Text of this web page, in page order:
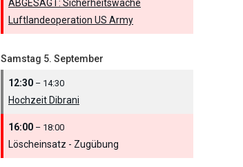
ABGESAGT: Sicherheitswache
Luftlandeoperation US Army
Samstag 5. September
12:30 – 14:30
Hochzeit Dibrani
16:00 – 18:00
Löscheinsatz - Zugübung